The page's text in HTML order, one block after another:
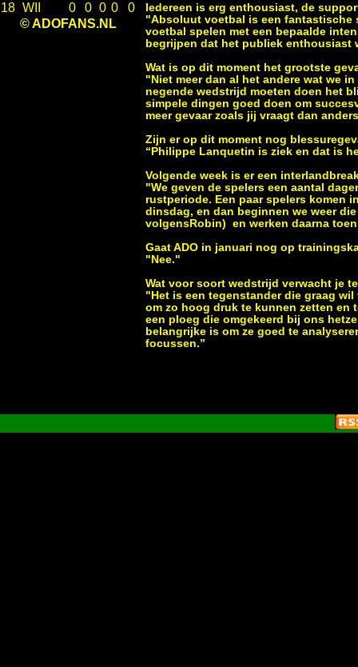
18 WII 0 0 0 0
0
© ADOFANS.NL
Iedereen is erg enthousiast, de
"Absoluut voetbal is een fantastische
voetbal spelen met een bepaalde
begrijpen dat het publiek enthousiast
Wat is op dit moment het grootste
"Niet meer dan al het andere wat we
negende wedstrijd moeten doen het
simpele dingen goed doen om
meer gevaar zoals jij vraagt dan
Zijn er op dit moment nog
“Philippe Lanquetin is ziek en dat is
Volgende week is er een
"We geven de spelers een aantal
rustperiode. Een paar spelers komen
dinsdag, en dan beginnen we weer
volgensRobin) en werken daarna
Gaat ADO in januari nog op
"Nee."
Wat voor soort wedstrijd verwacht je
"Het is een tegenstander die graag
om zo hoog druk te kunnen zetten en
een ploeg die omgekeerd bij ons
belangrijke is om ze goed te
focussen.”